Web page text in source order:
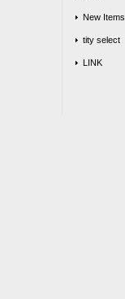
New Items
tity select
LINK